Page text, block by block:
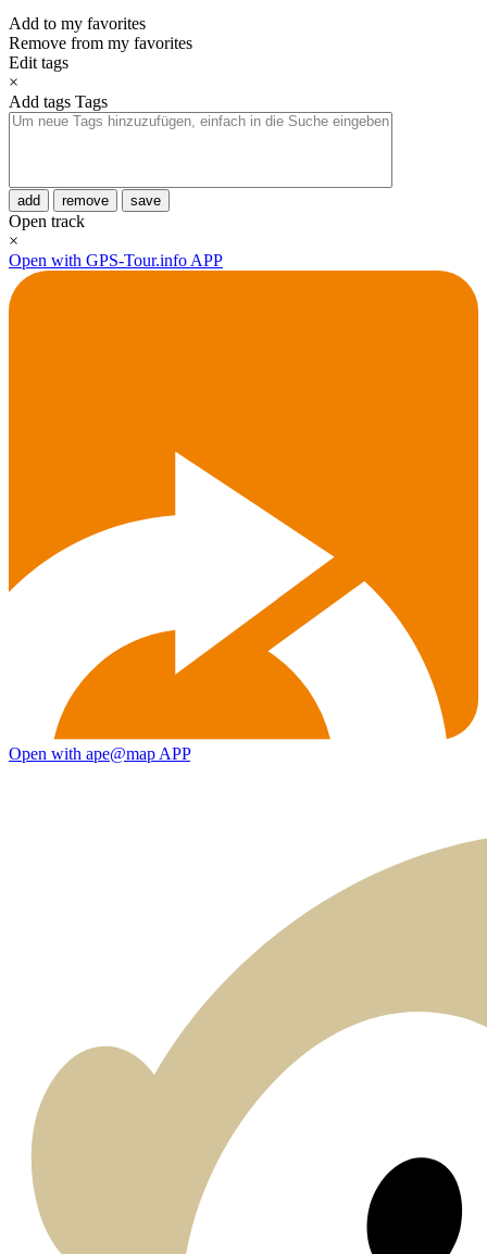
Add to my favorites
Remove from my favorites
Edit tags
×
Add tags Tags
add remove save
Open track
×
Open with GPS-Tour.info APP
Open with ape@map APP